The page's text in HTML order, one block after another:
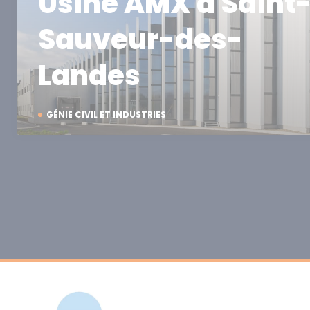
GÉNIE CIVIL ET INDUSTRIES
Sauveur-des-
Landes